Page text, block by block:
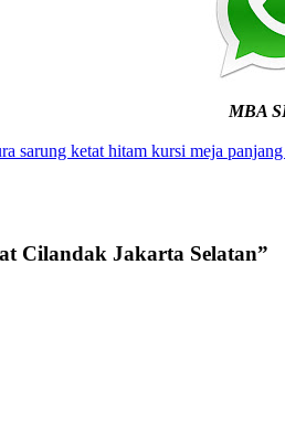
MBA
sarung ketat hitam kursi meja panjang
Cilandak Jakarta Selatan”